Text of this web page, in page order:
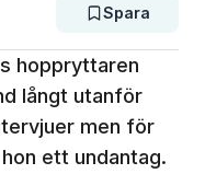
Spara
hoppryttaren
långt utanför
men för
ett undantag.